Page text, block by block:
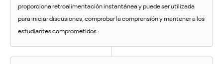
proporciona retroalimentación instantánea y puede ser utilizada
para iniciar discusiones, comprobar la comprensión y mantener a los
estudiantes comprometidos.